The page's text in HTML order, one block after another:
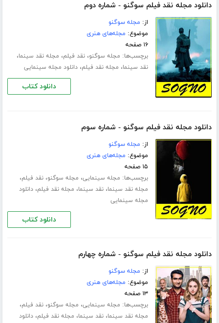
دانلود مجله نقد فیلم سوگنو - شماره دوم
از: مجله سوگنو
موضوع: مجله‌های هنری
۱۶ صفحه
برچسب‌ها: مجله سوگنو،نقد فیلم، مجله نقد سینما،
نقد سینما، مجله نقد فیلم،دانلود مجله سینمایی
دانلود کتاب
دانلود مجله نقد فیلم سوگنو - شماره سوم
از: مجله سوگنو
موضوع: مجله‌های هنری
۱۵ صفحه
برچسب‌ها: مجله سینمایی، مجله سوگنو،نقد فیلم،
مجله نقد سینما،نقد سینما، مجله نقد فیلم،دانلود
مجله سینمایی
دانلود کتاب
دانلود مجله نقد فیلم سوگنو - شماره چهارم
از: مجله سوگنو
موضوع: مجله‌های هنری
۱۳ صفحه
برچسب‌ها: مجله سینمایی، مجله سوگنو،نقد فیلم،
مجله نقد سینما،نقد سینما، مجله نقد فیلم،دانلود